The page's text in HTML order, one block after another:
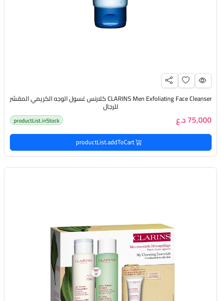
CLARINS Men Exfoliating Face Cleanser كلارنس غسول الوجه الكريمي المقشر
للرجال
75,000 د.ع productList.inStock
productList.addToCart